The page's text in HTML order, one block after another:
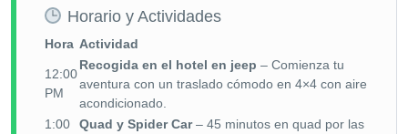
Horario y Actividades
Hora Actividad
12:00
PM
Recogida en el hotel en jeep – Comienza tu
aventura con un traslado cómodo en 4×4 con aire
acondicionado.
1:00
Quad y Spider Car– 45 minutos en quad por las